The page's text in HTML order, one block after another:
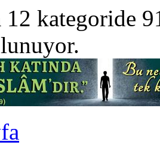
kategoride